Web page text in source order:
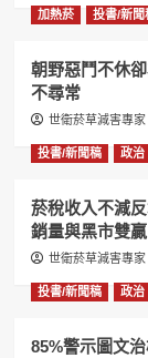
加熱菸 投書/新聞
朝野惡鬥不休
不尋常
世衛菸草減害專家
投書/新聞稿 政治
菸稅收入不減
銷量與黑市雙贏
世衛菸草減害專家
投書/新聞稿 政治
85%警示圖文